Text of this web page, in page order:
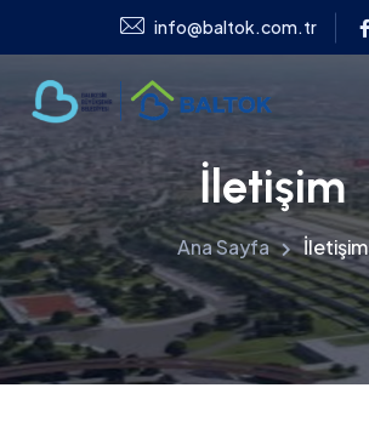
info@baltok.com.tr
İletişim
Ana Sayfa İletişim